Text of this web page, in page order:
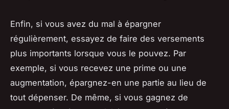
Enfin, si vous avez du mal à épargner
régulièrement, essayez de faire des versements
plus importants lorsque vous le pouvez. Par
exemple, si vous recevez une prime ou une
augmentation, épargnez-en une partie au lieu de
tout dépenser. De même, si vous gagnez de